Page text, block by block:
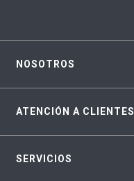
NOSOTROS
ATENCIÓN A CLIENTES
SERVICIOS